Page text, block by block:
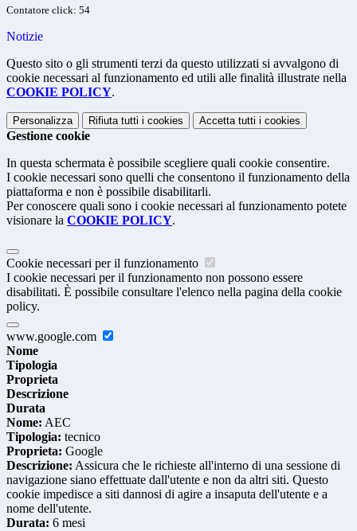
Contatore click: 54
Notizie
Questo sito o gli strumenti terzi da questo utilizzati si avvalgono di
cookie necessari al funzionamento ed utili alle finalità illustrate nella
COOKIE POLICY.
Personalizza Rifiuta tutti i cookies Accetta tutti i cookies
Gestione cookie
In questa schermata è possibile scegliere quali cookie consentire.
I cookie necessari sono quelli che consentono il funzionamento della
piattaforma e non è possibile disabilitarli.
Per conoscere quali sono i cookie necessari al funzionamento potete
visionare la COOKIE POLICY.
Cookie necessari per il funzionamento
I cookie necessari per il funzionamento non possono essere
disabilitati. È possibile consultare l'elenco nella pagina della cookie
policy.
www.google.com
Nome
Tipologia
Proprieta
Descrizione
Durata
Nome: AEC
Tipologia: tecnico
Proprieta: Google
Descrizione: Assicura che le richieste all'interno di una sessione di
navigazione siano effettuate dall'utente e non da altri siti. Questo
cookie impedisce a siti dannosi di agire a insaputa dell'utente e a
nome dell'utente.
Durata: 6 mesi